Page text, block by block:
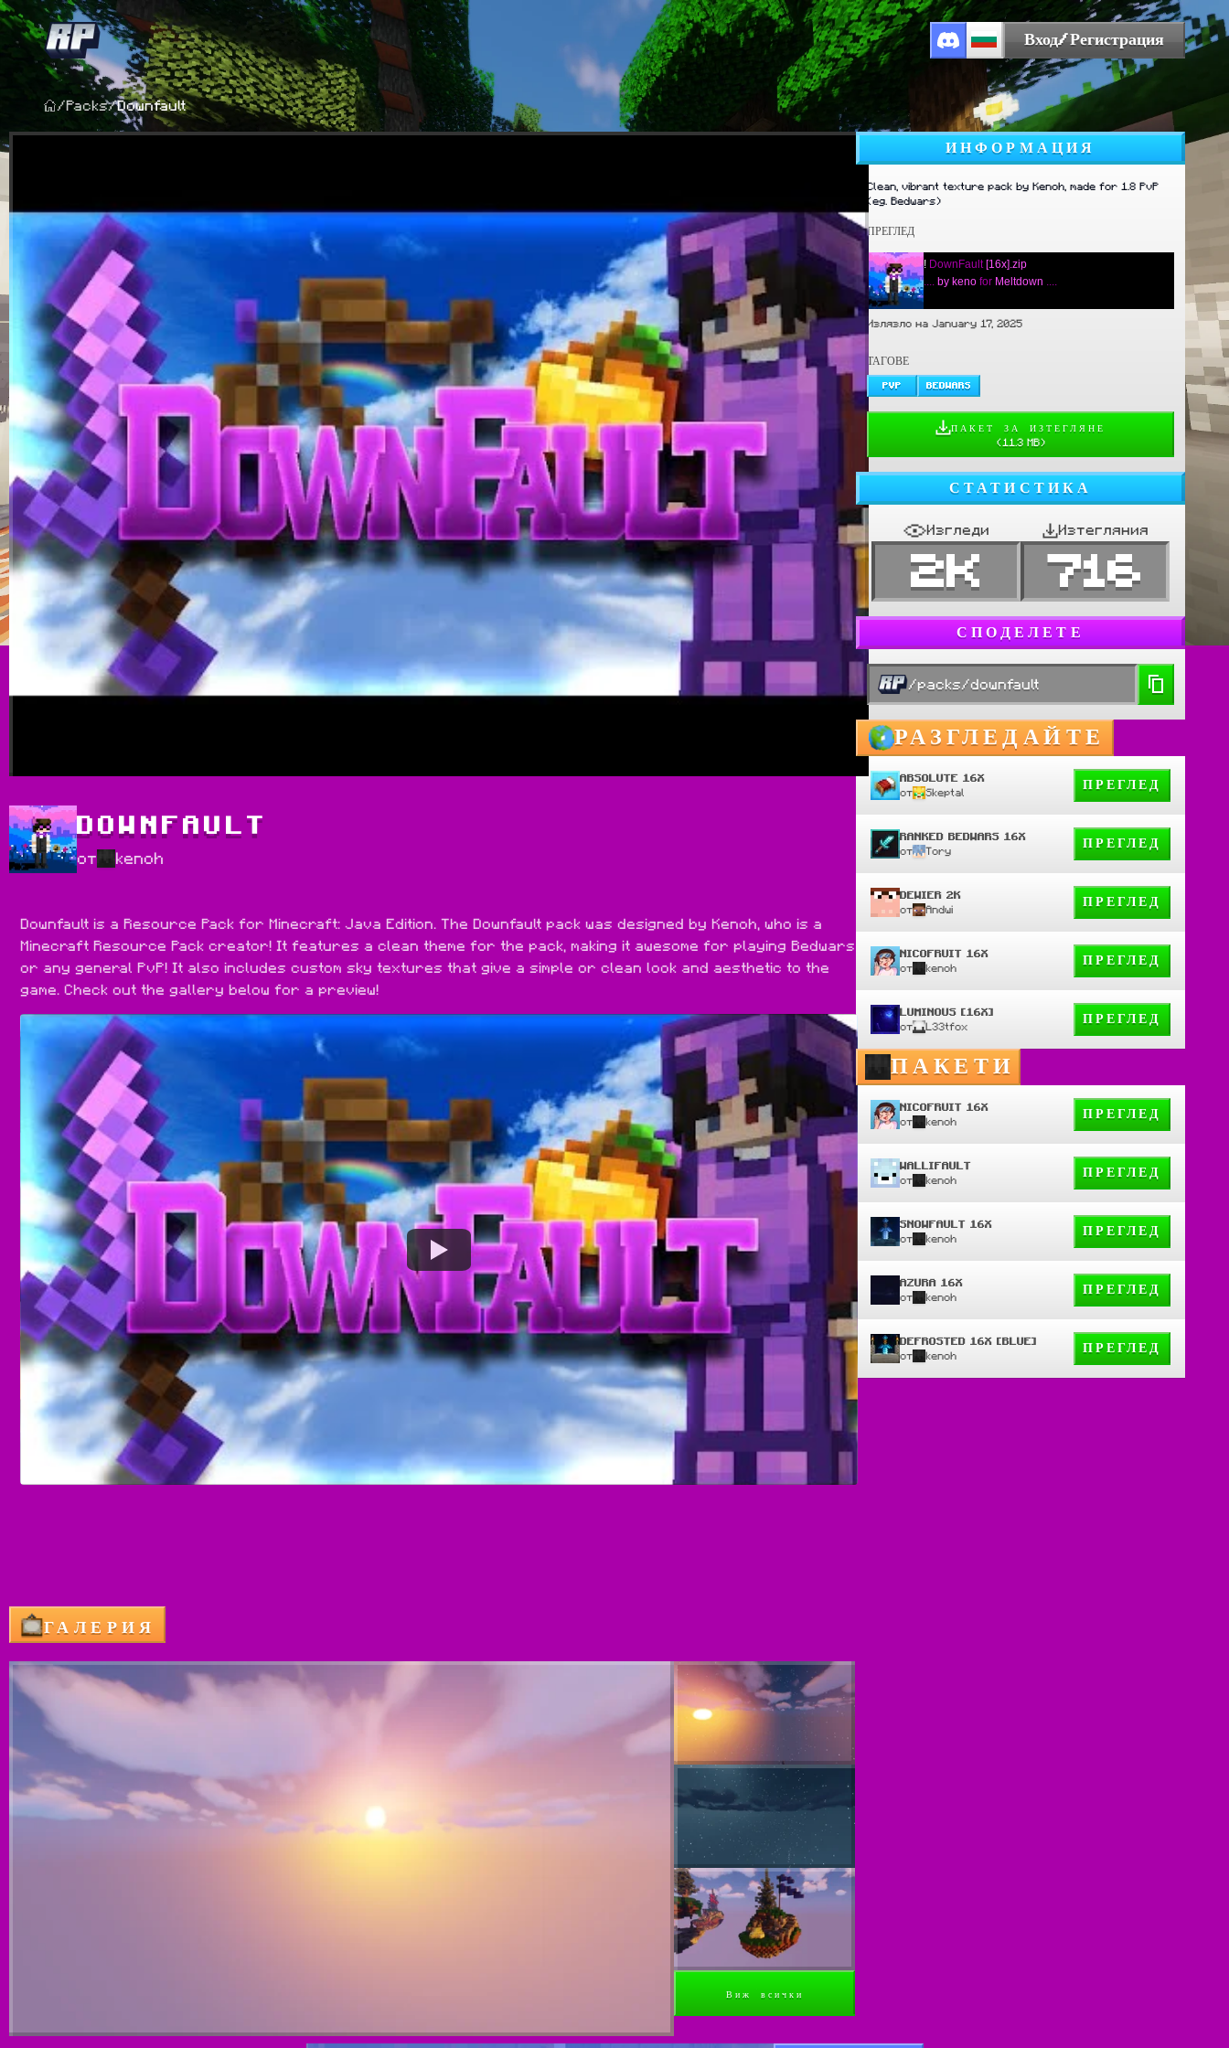
Вход/Регистрация
/ Packs/Downfault
DOWNFAULT
от kenoh
Downfault is a Resource Pack for Minecraft: Java Edition. The Downfault pack was designed by Kenoh, who is a
Minecraft Resource Pack creator! It features a clean theme for the pack, making it awesome for playing Bedwars
or any general PvP! It also includes custom sky textures that give a simple or clean look and aesthetic to the
game. Check out the gallery below for a preview!
ГАЛЕРИЯ
Виж всички
ИНФОРМАЦИЯ
Clean, vibrant texture pack by Kenoh, made for 1.8 PvP
(eg. Bedwars)
ПРЕГЛЕД
! DownFault [16x].zip
.... by keno for Meltdown ....
Излязло на January 17, 2025
ТАГОВЕ
PVP BEDWARS
ПАКЕТ ЗА ИЗТЕГЛЯНЕ
(11.3 MB)
СТАТИСТИКА
Изгледи
2K
Изтегляния
716
СПОДЕЛЕТЕ
/packs/downfault
РАЗГЛЕДАЙТЕ
ABSOLUTE 16X
от Skeptal
ПРЕГЛЕД
RANKED BEDWARS 16X
от Tory
ПРЕГЛЕД
DEWIER 2K
от Andwi
ПРЕГЛЕД
NICOFRUIT 16X
от kenoh
ПРЕГЛЕД
LUMINOUS [16X]
от L33tfox
ПРЕГЛЕД
ПАКЕТИ
NICOFRUIT 16X
от kenoh
ПРЕГЛЕД
WALLIFAULT
от kenoh
ПРЕГЛЕД
SNOWFAULT 16X
от kenoh
ПРЕГЛЕД
AZURA 16X
от kenoh
ПРЕГЛЕД
DEFROSTED 16X [BLUE]
от kenoh
ПРЕГЛЕД